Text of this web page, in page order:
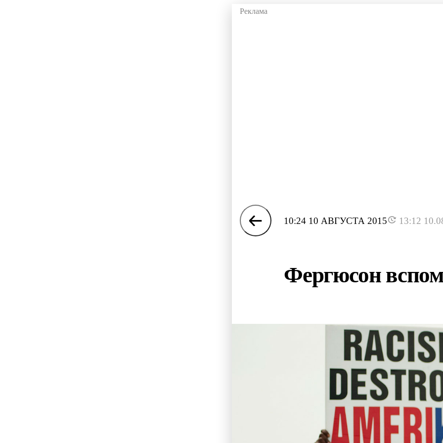
10:24 10 АВГУСТА 2015 13:12
Фергюсон